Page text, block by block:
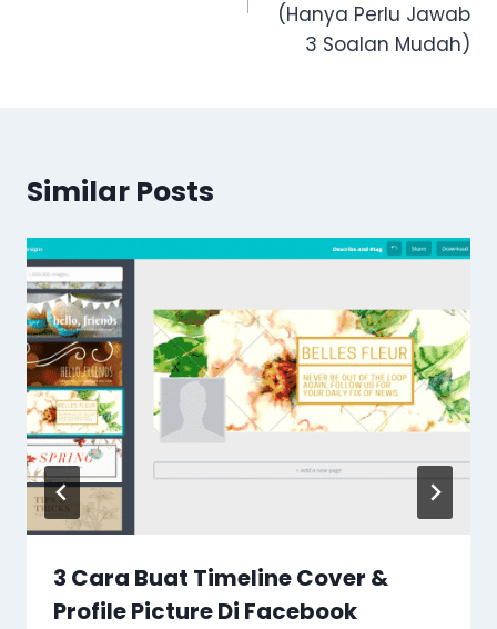
(Hanya Perlu Jawab
3 Soalan Mudah)
Similar Posts
3 Cara Buat Timeline Cover &
Profile Picture Di Facebook